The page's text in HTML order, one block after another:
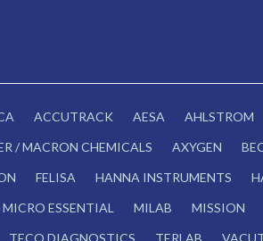
ACCUTRACK AESA
AHLSTROM
/ MACRON CHEMICALS AXYGEN
FELISA HANNA INSTRUMENTS
MICRO ESSENTIAL MILAB
MISSION
TECO DIAGNOSTICS TERLAB